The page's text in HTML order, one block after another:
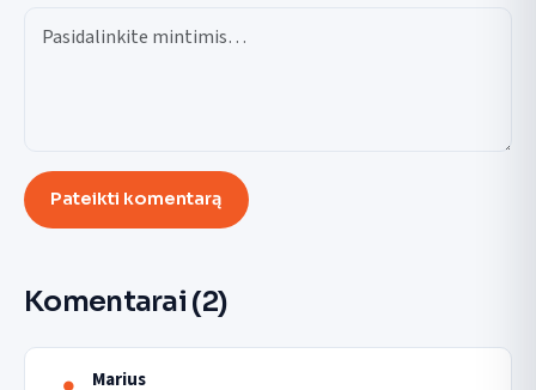
Pateikti komentarą
Komentarai (2)
Marius